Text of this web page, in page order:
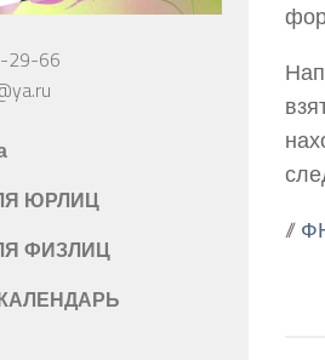
//
29-66
ЮРЛИЦ
ФИЗЛИЦ